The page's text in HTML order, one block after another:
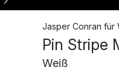
Jasper Conran für
Pin Stripe
Weiß